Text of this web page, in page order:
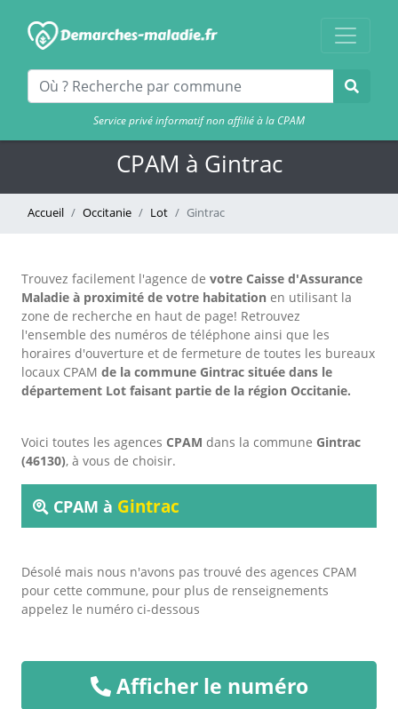
Service privé informatif non affilié à la CPAM
CPAM à Gintrac
Accueil Occitanie Lot Gintrac
Trouvez facilement l'agence de votre Caisse d'Assurance
Maladie à proximité de votre habitation en utilisant la
zone de recherche en haut de page! Retrouvez
l'ensemble des numéros de téléphone ainsi que les
horaires d'ouverture et de fermeture de toutes les bureaux
locaux CPAM de la commune Gintrac située dans le
département Lot faisant partie de la région Occitanie.
Voici toutes les agences CPAM dans la commune Gintrac
(46130), à vous de choisir.
CPAM à Gintrac
Désolé mais nous n'avons pas trouvé des agences CPAM
pour cette commune, pour plus de renseignements
appelez le numéro ci-dessous
Afficher le numéro